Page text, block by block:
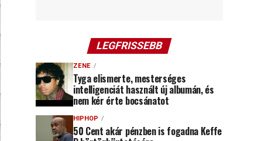
LEGFRISSEBB
ZENE
Tyga elismerte, mesterséges
intelligenciát használt új albumán, és
nem kér érte bocsánatot
HIPHOP
50 Cent akár pénzben is fogadna Keffe